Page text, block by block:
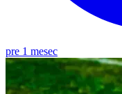
pre 1 mesec